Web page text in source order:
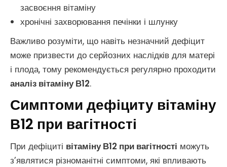
засвоєння вітаміну
хронічні захворювання печінки і шлунку
Важливо розуміти, що навіть незначний дефіцит
може призвести до серйозних наслідків для матері
і плода, тому рекомендується регулярно проходити
аналіз вітаміну В12.
Симптоми дефіциту вітаміну
В12 при вагітності
При дефіциті вітаміну В12 при вагітності можуть
з’являтися різноманітні симптоми, які впливають